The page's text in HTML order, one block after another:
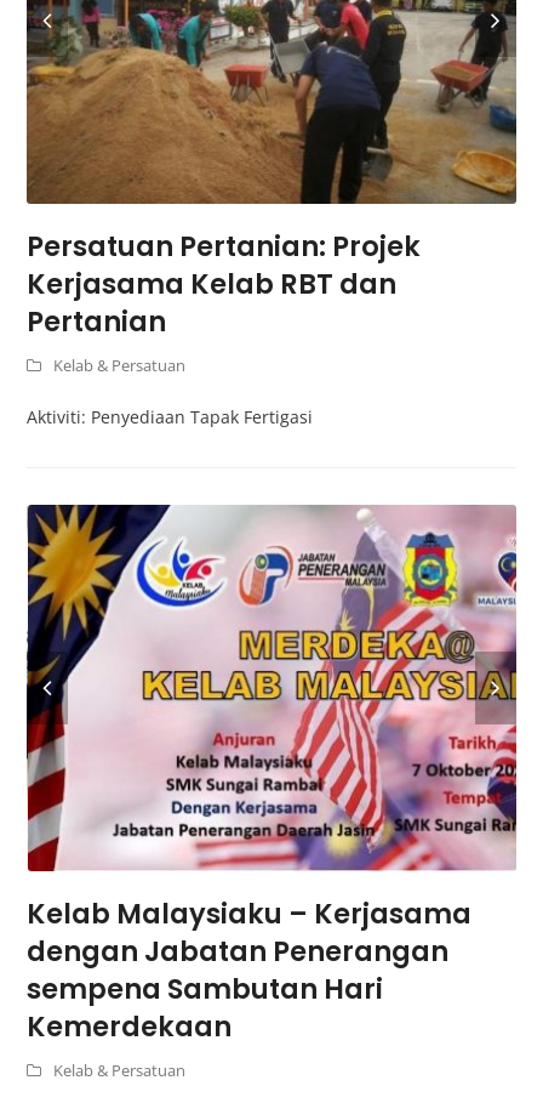
Persatuan Pertanian: Projek
Kerjasama Kelab RBT dan
Pertanian
Kelab & Persatuan
Aktiviti: Penyediaan Tapak Fertigasi
Kelab Malaysiaku – Kerjasama
dengan Jabatan Penerangan
sempena Sambutan Hari
Kemerdekaan
Kelab & Persatuan